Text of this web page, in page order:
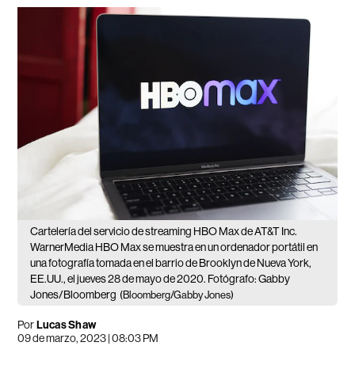
Cartelería del servicio de streaming HBO Max de AT&T Inc.
WarnerMedia HBO Max se muestra en un ordenador portátil en
una fotografía tomada en el barrio de Brooklyn de Nueva York,
EE.UU., el jueves 28 de mayo de 2020. Fotógrafo: Gabby
Jones/Bloomberg (Bloomberg/Gabby Jones)
PorLucas Shaw
09 de marzo, 2023 | 08:03 PM